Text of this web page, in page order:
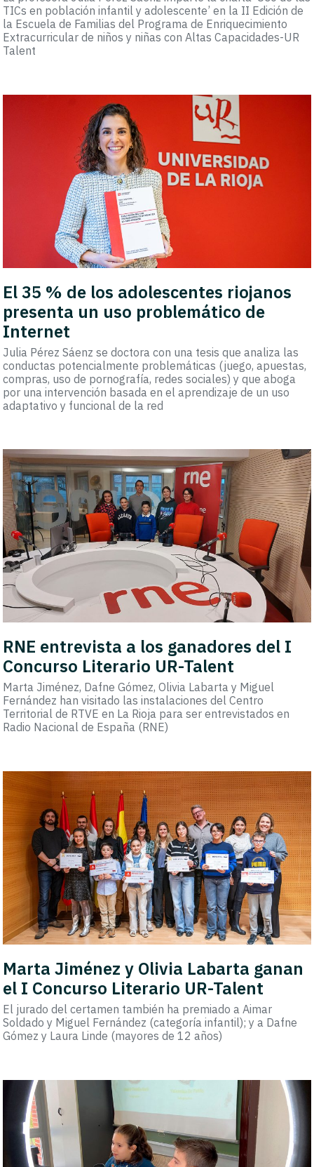
TICs en población infantil y adolescente’ en la II Edición de
la Escuela de Familias del Programa de Enriquecimiento
Extracurricular de niños y niñas con Altas Capacidades-UR
Talent
El 35 % de los adolescentes riojanos
presenta un uso problemático de
Internet
Julia Pérez Sáenz se doctora con una tesis que analiza las
conductas potencialmente problemáticas (juego, apuestas,
compras, uso de pornografía, redes sociales) y que aboga
por una intervención basada en el aprendizaje de un uso
adaptativo y funcional de la red
RNE entrevista a los ganadores del I
Concurso Literario UR-Talent
Marta Jiménez, Dafne Gómez, Olivia Labarta y Miguel
Fernández han visitado las instalaciones del Centro
Territorial de RTVE en La Rioja para ser entrevistados en
Radio Nacional de España (RNE)
Marta Jiménez y Olivia Labarta ganan
el I Concurso Literario UR-Talent
El jurado del certamen también ha premiado a Aimar
Soldado y Miguel Fernández (categoría infantil); y a Dafne
Gómez y Laura Linde (mayores de 12 años)